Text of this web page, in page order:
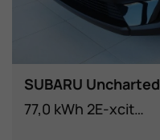
SUBARU Uncharted
77,0 kWh 2E-xcite+